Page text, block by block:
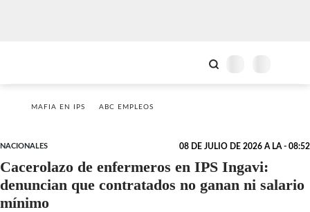
MAFIA EN IPS ABC EMPLEOS
NACIONALES 08 DE JULIO DE 2026 A LA - 08:52
Cacerolazo de enfermeros en IPS Ingavi:
denuncian que contratados no ganan ni salario
mínimo